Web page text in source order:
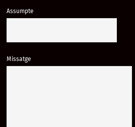
Assumpte
Missatge